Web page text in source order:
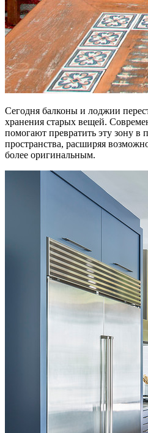
Сегодня балконы и лоджии
хранения старых вещей.
помогают превратить эту зону в
пространства, расширяя
более оригинальным.